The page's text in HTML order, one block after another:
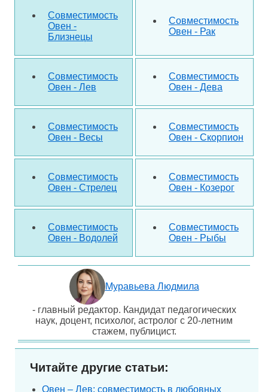
Совместимость
Овен -
Близнецы
Совместимость
Овен - Рак
Совместимость
Овен - Лев
Совместимость
Овен - Дева
Совместимость
Овен - Весы
Совместимость
Овен - Скорпион
Совместимость
Овен - Стрелец
Совместимость
Овен - Козерог
Совместимость
Овен - Водолей
Совместимость
Овен - Рыбы
Муравьева Людмила
- главный редактор. Кандидат педагогических
наук, доцент, психолог, астролог с 20-летним
стажем, публицист.
Читайте другие статьи:
Овен – Лев: совместимость в любовных